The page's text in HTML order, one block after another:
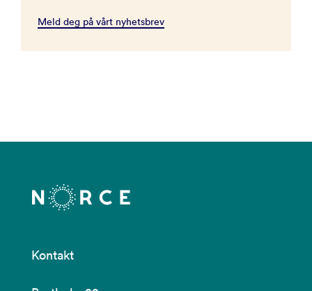
Meld deg på vårt nyhetsbrev
Kontakt